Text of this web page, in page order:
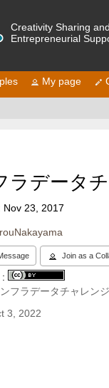
Creativity Sharing
Entrepreneurial
My page
ラデータ
Nov 23, 2017
Join as a
:
フラデータチャレンジ
3, 2022